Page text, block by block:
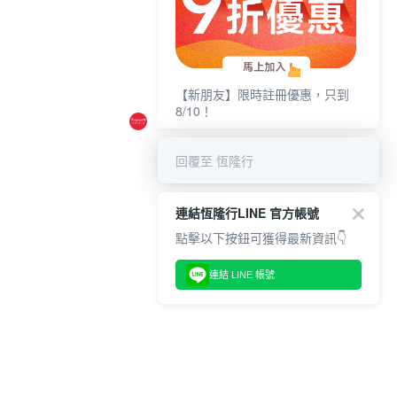
【新朋友】限時註冊優惠，只到
8/10！
回覆至 恆隆行
連結恆隆行LINE 官方帳號
點擊以下按鈕可獲得最新資訊👇
連結 LINE 帳號